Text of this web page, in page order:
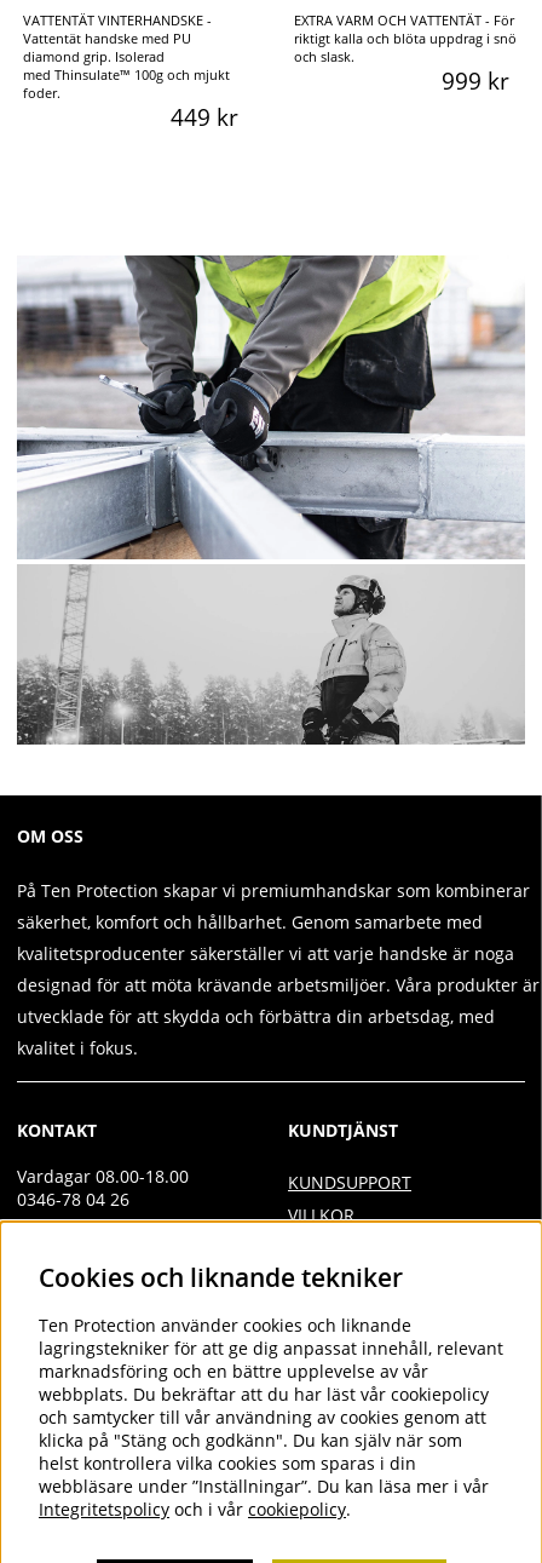
VATTENTÄT VINTERHANDSKE -
Vattentät handske med PU
diamond grip. Isolerad
med Thinsulate™ 100g och mjukt
foder.
449 kr
EXTRA VARM OCH VATTENTÄT - För
riktigt kalla och blöta uppdrag i snö
och slask.
999 kr
OM OSS
På Ten Protection skapar vi premiumhandskar som kombinerar
säkerhet, komfort och hållbarhet. Genom samarbete med
kvalitetsproducenter säkerställer vi att varje handske är noga
designad för att möta krävande arbetsmiljöer. Våra produkter är
utvecklade för att skydda och förbättra din arbetsdag, med
kvalitet i fokus.
KONTAKT
Vardagar 08.00-18.00
0346-78 04 26
info@tenprotection.com
Order
order@tenprotection.se
KUNDTJÄNST
KUNDSUPPORT
VILLKOR
DOC
COOKIES
FÖLJ OSS
LINKEDIN
Cookies och liknande tekniker
Ten Protection använder cookies och liknande
lagringstekniker för att ge dig anpassat innehåll, relevant
marknadsföring och en bättre upplevelse av vår
webbplats. Du bekräftar att du har läst vår cookiepolicy
och samtycker till vår användning av cookies genom att
klicka på "Stäng och godkänn". Du kan själv när som
helst kontrollera vilka cookies som sparas i din
webbläsare under ”Inställningar”. Du kan läsa mer i vår
Integritetspolicy och i vår cookiepolicy.